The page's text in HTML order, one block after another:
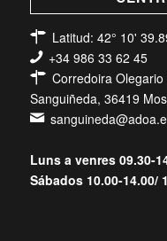
Latitud: 42° 10'
+34 986 33 62 45
Corredoira
Sanguiñeda, 36419
Luns a venres 09.30-
Sábados 10.00-14.00/